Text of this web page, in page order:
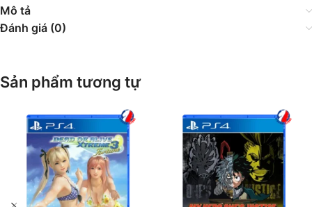
Mô tả
Đánh giá (0)
Sản phẩm tương tự